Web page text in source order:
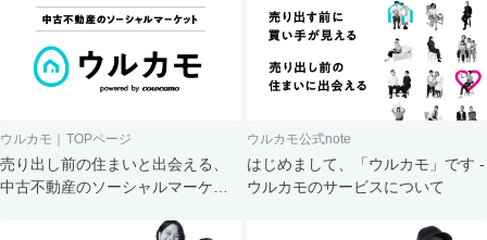
ウルカモ｜TOPページ
売り出し前の住まいと出会える、
中古不動産のソーシャルマーケッ
ウルカモ公式note
はじめまして、「ウルカモ」です -
ウルカモのサービスについて